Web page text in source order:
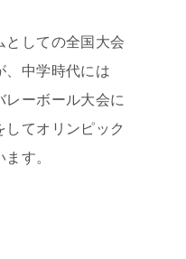
としての全国大会
、中学時代には
レーボール大会に
てオリンピック
す。